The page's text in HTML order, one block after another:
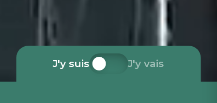
J'y suis J'y vais